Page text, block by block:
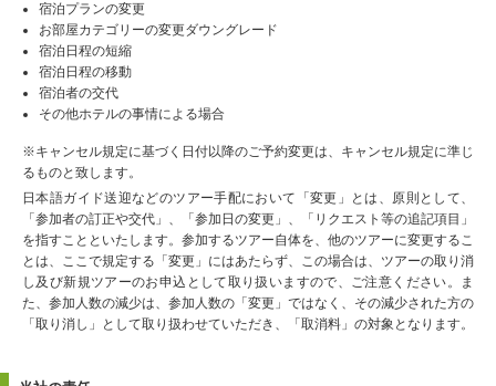
宿泊プランの変更
お部屋カテゴリーの変更ダウングレード
宿泊日程の短縮
宿泊日程の移動
宿泊者の交代
その他ホテルの事情による場合
※キャンセル規定に基づく日付以降のご予約変更は、キャンセル規定に準じ
るものと致します。
日本語ガイド送迎などのツアー手配において「変更」とは、原則として、
「参加者の訂正や交代」、「参加日の変更」、「リクエスト等の追記項目」
を指すことといたします。参加するツアー自体を、他のツアーに変更するこ
とは、ここで規定する「変更」にはあたらず、この場合は、ツアーの取り消
し及び新規ツアーのお申込として取り扱いますので、ご注意ください。ま
た、参加人数の減少は、参加人数の「変更」ではなく、その減少された方の
「取り消し」として取り扱わせていただき、「取消料」の対象となります。